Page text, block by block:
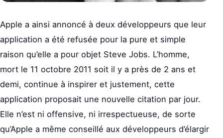
Apple a ainsi annoncé à deux développeurs que leur
application a été refusée pour la pure et simple
raison qu’elle a pour objet Steve Jobs. L’homme,
mort le 11 octobre 2011 soit il y a près de 2 ans et
demi, continue à inspirer et justement, cette
application proposait une nouvelle citation par jour.
Elle n’est ni offensive, ni irrespectueuse, de sorte
qu’Apple a même conseillé aux développeurs d’élargir